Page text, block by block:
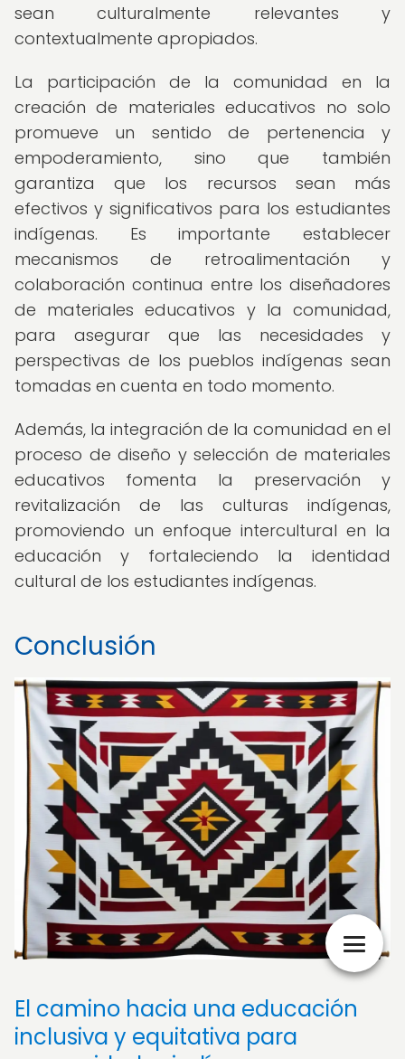
sean culturalmente relevantes y
contextualmente apropiados.
La participación de la comunidad en la
creación de materiales educativos no solo
promueve un sentido de pertenencia y
empoderamiento, sino que también
garantiza que los recursos sean más
efectivos y significativos para los estudiantes
indígenas. Es importante establecer
mecanismos de retroalimentación y
colaboración continua entre los diseñadores
de materiales educativos y la comunidad,
para asegurar que las necesidades y
perspectivas de los pueblos indígenas sean
tomadas en cuenta en todo momento.
Además, la integración de la comunidad en el
proceso de diseño y selección de materiales
educativos fomenta la preservación y
revitalización de las culturas indígenas,
promoviendo un enfoque intercultural en la
educación y fortaleciendo la identidad
cultural de los estudiantes indígenas.
Conclusión
El camino hacia una educación
inclusiva y equitativa para